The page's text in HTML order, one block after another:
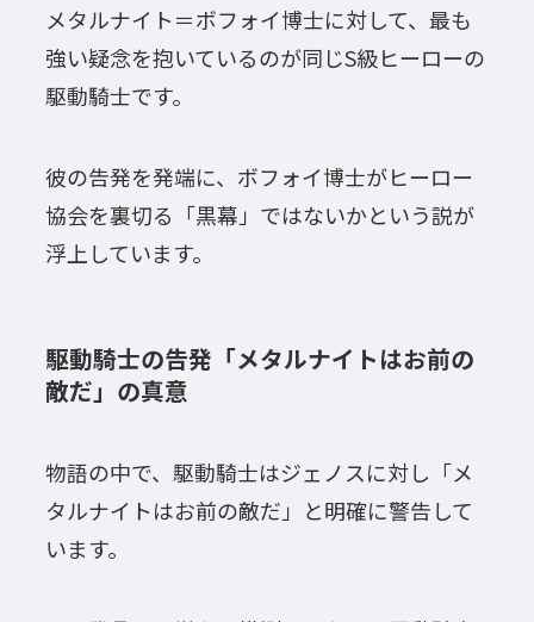
メタルナイト＝ボフォイ博士に対して、最も
強い疑念を抱いているのが同じS級ヒーローの
駆動騎士です。
彼の告発を発端に、ボフォイ博士がヒーロー
協会を裏切る「黒幕」ではないかという説が
浮上しています。
駆動騎士の告発「メタルナイトはお前の
敵だ」の真意
物語の中で、駆動騎士はジェノスに対し「メ
タルナイトはお前の敵だ」と明確に警告して
います。